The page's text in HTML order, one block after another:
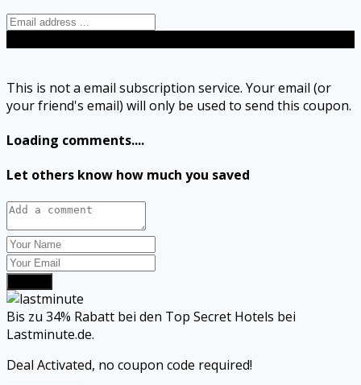
This is not a email subscription service. Your email (or
your friend's email) will only be used to send this coupon.
Loading comments....
Let others know how much you saved
Bis zu 34% Rabatt bei den Top Secret Hotels bei
Lastminute.de.
Deal Activated, no coupon code required!